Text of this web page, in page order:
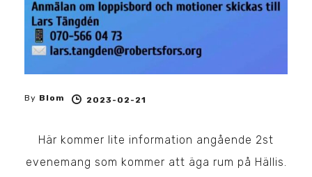
By Blom 2023-02-21
Här kommer lite information angående 2st
evenemang som kommer att äga rum på Hällis.